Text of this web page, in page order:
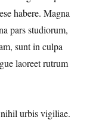
habere. Magna
pars studiorum,
sunt in culpa
laoreet rutrum
urbis vigiliae.